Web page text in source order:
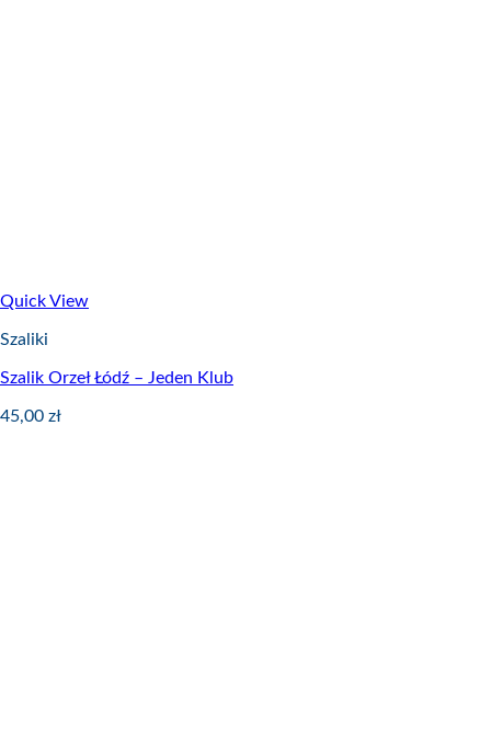
Quick View
Szaliki
Szalik Orzeł Łódź – Jeden Klub
45,00 zł